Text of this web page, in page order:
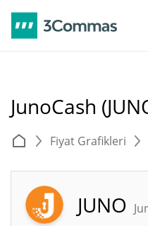
JunoCash
Fiyat Grafikleri
JUNO